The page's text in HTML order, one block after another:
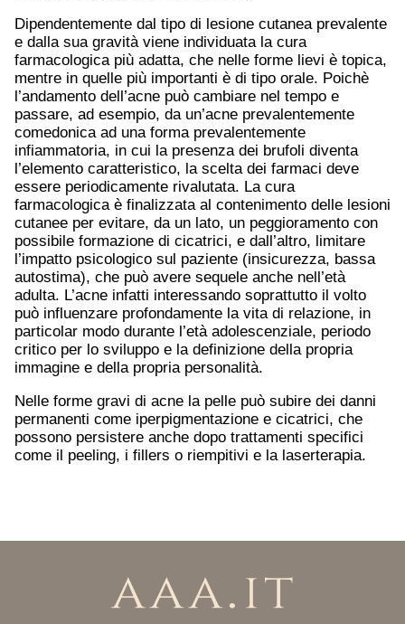
Dipendentemente dal tipo di lesione cutanea prevalente
e dalla sua gravità viene individuata la cura
farmacologica più adatta, che nelle forme lievi è topica,
mentre in quelle più importanti è di tipo orale. Poichè
l’andamento dell’acne può cambiare nel tempo e
passare, ad esempio, da un’acne prevalentemente
comedonica ad una forma prevalentemente
infiammatoria, in cui la presenza dei brufoli diventa
l’elemento caratteristico, la scelta dei farmaci deve
essere periodicamente rivalutata. La cura
farmacologica è finalizzata al contenimento delle lesioni
cutanee per evitare, da un lato, un peggioramento con
possibile formazione di cicatrici, e dall’altro, limitare
l’impatto psicologico sul paziente (insicurezza, bassa
autostima), che può avere sequele anche nell’età
adulta. L’acne infatti interessando soprattutto il volto
può influenzare profondamente la vita di relazione, in
particolar modo durante l’età adolescenziale, periodo
critico per lo sviluppo e la definizione della propria
immagine e della propria personalità.
Nelle forme gravi di acne la pelle può subire dei danni
permanenti come iperpigmentazione e cicatrici, che
possono persistere anche dopo trattamenti specifici
come il peeling, i fillers o riempitivi e la laserterapia.